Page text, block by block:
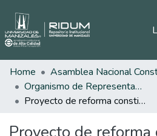
Home
Organismo de Representantes Constituyente
Proyecto de reforma constitucional